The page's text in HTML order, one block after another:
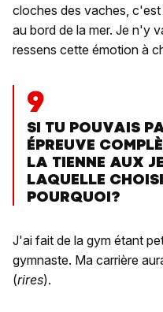
cloches des vaches,
au bord de la mer. Je n'y
ressens cette émotion à
9
SI TU POUVAIS
ÉPREUVE
LA TIENNE AUX
LAQUELLE
POURQUOI?
J'ai fait de la gym étant
gymnaste. Ma carrière
(rires).